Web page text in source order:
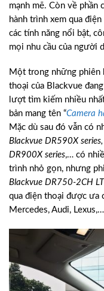
mạnh mẽ. Còn về phần
hành trình xem qua
các tính năng nổi bật,
mọi nhu cầu của người
Một trong những phiên
thoại của Blackvue
lượt tìm kiếm nhiều
bản mang tên “Camera
Mặc dù sau đó vẫn có
Blackvue DR590X
DR900X series,… có
trình nhỏ gọn, nhưng
Blackvue DR750-2CH
qua điện thoại được ưa
Mercedes, Audi, Lexus,…